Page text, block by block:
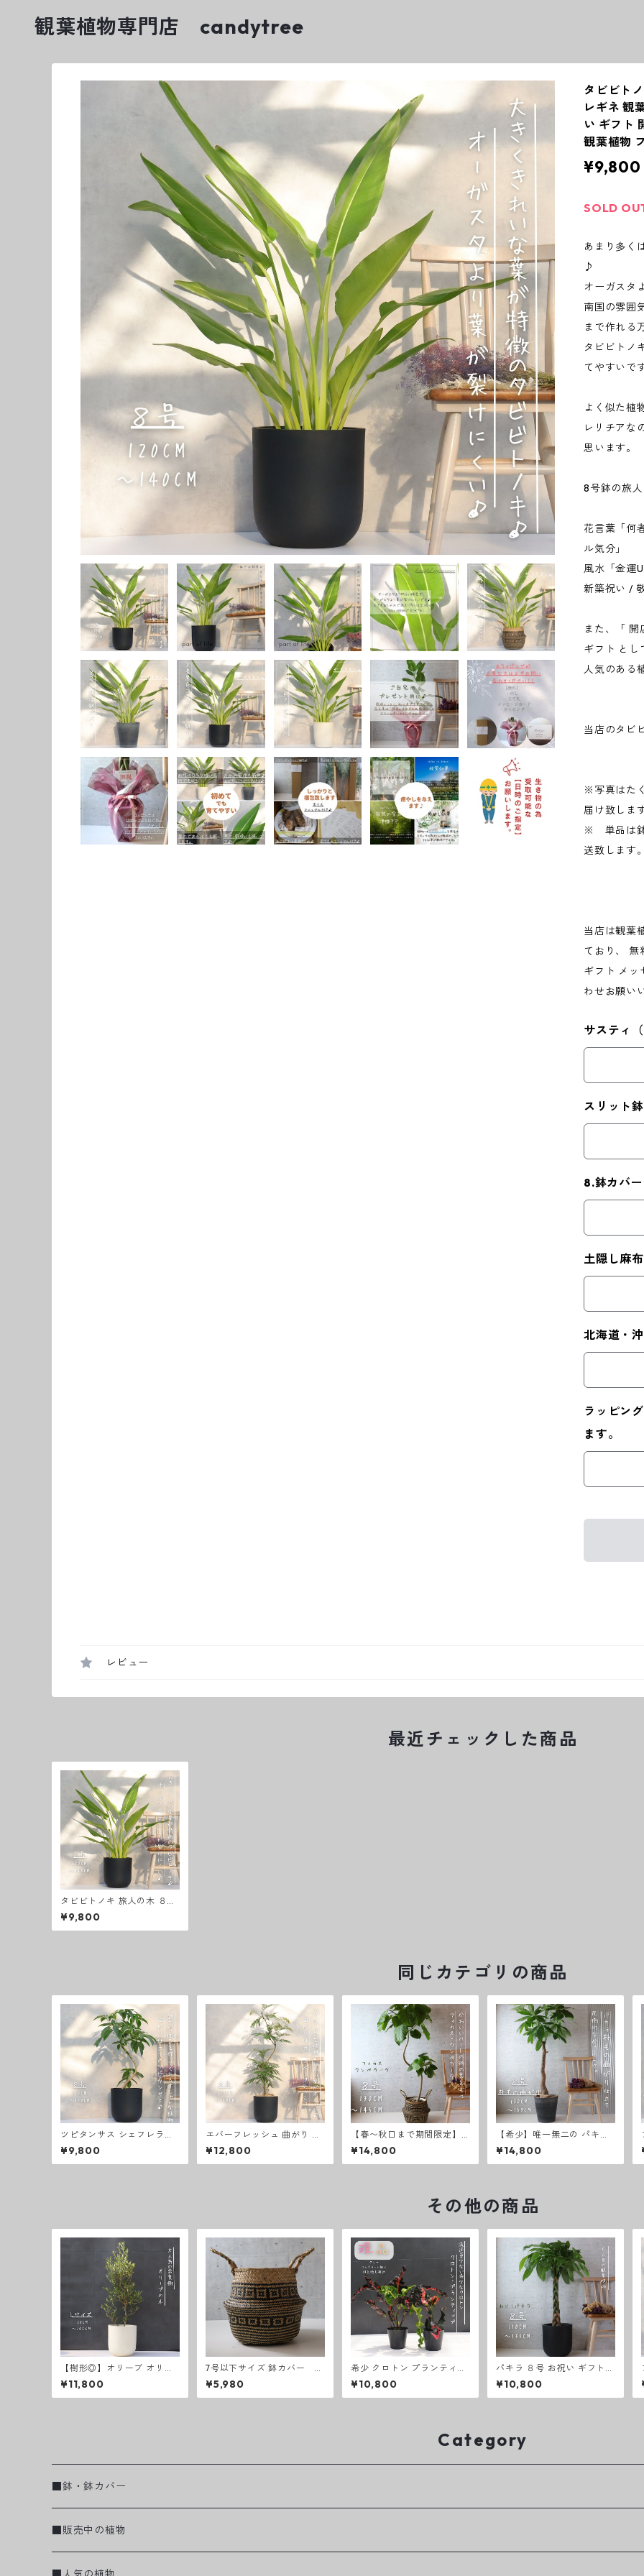
観葉植物専門店 candytree
タビビト
レギネ 観
い ギフト
観葉植物
¥9,800
SOLD
あまり多く
♪
オーガスタ
南国の雰囲
まで作れる
タビビトノ
てやすいで
よく似た植
レリチアな
思います。
8号鉢の旅
花言葉「何
ル気分」
風水「金運
新築祝い /
また、「
ギフト とし
人気のある
当店のタビ
※写真はた
届け致しま
※ 単品は鉢
送致します
当店は観葉
ており、 無
ギフト メッ
わせお願い
サスティ
スリット鉢
8.鉢カバ
土隠し麻布
北海道・
ラッピン
ます。
レビュー
最近チェックした商品
タビビトノキ 旅人の木 ８号
旅人木 扇芭蕉 オーガスタ レ
ギネ 観葉植物 ストレリチア
タビビトノキ 綺麗 お祝い ギ
¥9,800
同じカテゴリの商品
ツピタンサス シェフレラ・
ピュックレリ ８号 曲がり仕
立て お祝い ギフト ラッピン
グ 無料 観葉植物 開店祝い
¥9,800
エバーフレッシュ 曲がり 仕
立て ８号 お祝い ギフト 開
店祝い 新築祝い ラッピング
無料 観葉植物 プレゼント お
¥12,800
【春〜秋口まで期間限定】
フィカス ウンベラータ 曲が
り 螺旋 仕立て ８号 ゴムの
木 お祝い ギフト 開店祝い
植物 選べる ８号螺旋仕立て
¥14,800
【希少】唯一無二の パキラ
朴もの 曲がり 仕立て８号 お
祝い ギフト 開店祝い ラッピ
ング 無料 観葉植物 プレゼン
¥14,800
その他の商品
【樹形◎】オリーブ オリー
ブの木 8号 ひなかぜ 観葉植
物 寒さ暑さに強い 耐寒温
度-5度
¥11,800
7号以下サイズ 鉢カバー
籠 編み込みデザイン
¥5,980
希少 クロトン プランティッ
プ prang thip 卓上サイズ
観葉植物 熱帯植物 テーブル
サイズ
¥10,800
パキラ ８号 お祝い ギフト
開店祝い ラッピング 無料 観
葉植物 プレゼント ねじりパ
キラ お中元 お歳暮 熱帯植物
¥10,800
Category
■鉢・鉢カバー
■販売中の植物